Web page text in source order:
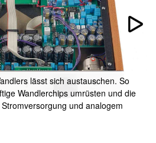
lässt sich austauschen. So
Wandlerchips umrüsten und die
und analogem